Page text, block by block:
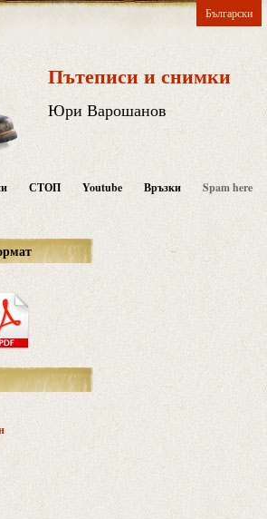
Български
Пътеписи и снимки
Юри Варошанов
СТОП Youtube Връзки Spam here